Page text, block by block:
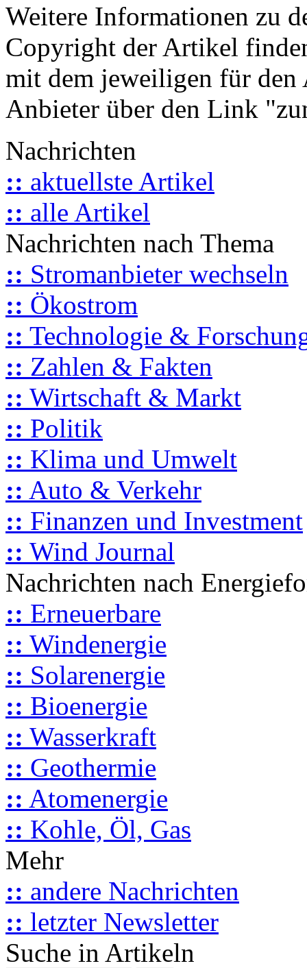
Weitere Informationen zu
Copyright der Artikel
mit dem jeweiligen für
Anbieter über den Link
Nachrichten
:: aktuellste Artikel
:: alle Artikel
Nachrichten nach Thema
:: Stromanbieter wechseln
:: Ökostrom
:: Technologie &
:: Zahlen & Fakten
:: Wirtschaft & Markt
:: Politik
:: Klima und Umwelt
:: Auto & Verkehr
:: Finanzen und Investment
:: Wind Journal
Nachrichten nach
:: Erneuerbare
:: Windenergie
:: Solarenergie
:: Bioenergie
:: Wasserkraft
:: Geothermie
:: Atomenergie
:: Kohle, Öl, Gas
Mehr
:: andere Nachrichten
:: letzter Newsletter
Suche in Artikeln